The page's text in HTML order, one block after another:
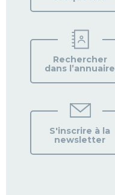
Rechercher
dans l’annuaire
S'inscrire à la
newsletter